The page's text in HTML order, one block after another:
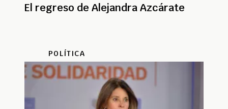
El regreso de Alejandra Azcárate
POLÍTICA